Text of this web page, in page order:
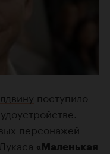
поступило
персонажей
«Маленькая